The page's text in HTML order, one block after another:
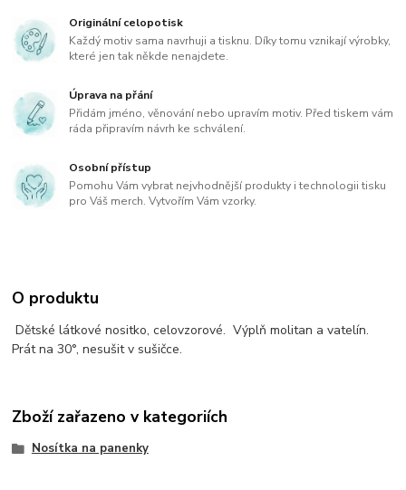
Originální celopotisk
Každý motiv sama navrhuji a tisknu. Díky tomu vznikají výrobky,
které jen tak někde nenajdete.
Úprava na přání
Přidám jméno, věnování nebo upravím motiv. Před tiskem vám
ráda připravím návrh ke schválení.
Osobní přístup
Pomohu Vám vybrat nejvhodnější produkty i technologii tisku
pro Váš merch. Vytvořím Vám vzorky.
O produktu
Dětské látkové nositko, celovzorové. Výplň molitan a vatelín.
Prát na 30°, nesušit v sušičce.
Zboží zařazeno v kategoriích
Nosítka na panenky